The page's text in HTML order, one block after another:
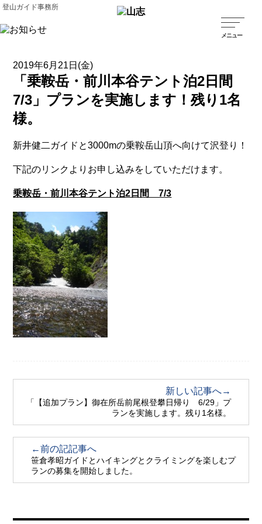
登山ガイド事務所
2019年6月21日(金)
「乗鞍岳・前川本谷テント泊2日間
7/3」プランを実施します！残り1名
様。
新井健二ガイドと3000mの乗鞍岳山頂へ向けて沢登り！
下記のリンクよりお申し込みをしていただけます。
乗鞍岳・前川本谷テント泊2日間 7/3
新しい記事へ→
「【追加プラン】御在所岳前尾根登攀日帰り 6/29」プ
ランを実施します。残り1名様。
←前の記記事へ
笹倉孝昭ガイドとハイキングとクライミングを楽しむプ
ランの募集を開始しました。